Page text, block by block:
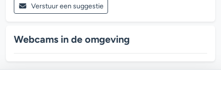
Verstuur een suggestie
Webcams in de omgeving